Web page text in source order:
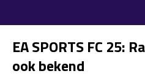
EA SPORTS FC 25:
ook bekend